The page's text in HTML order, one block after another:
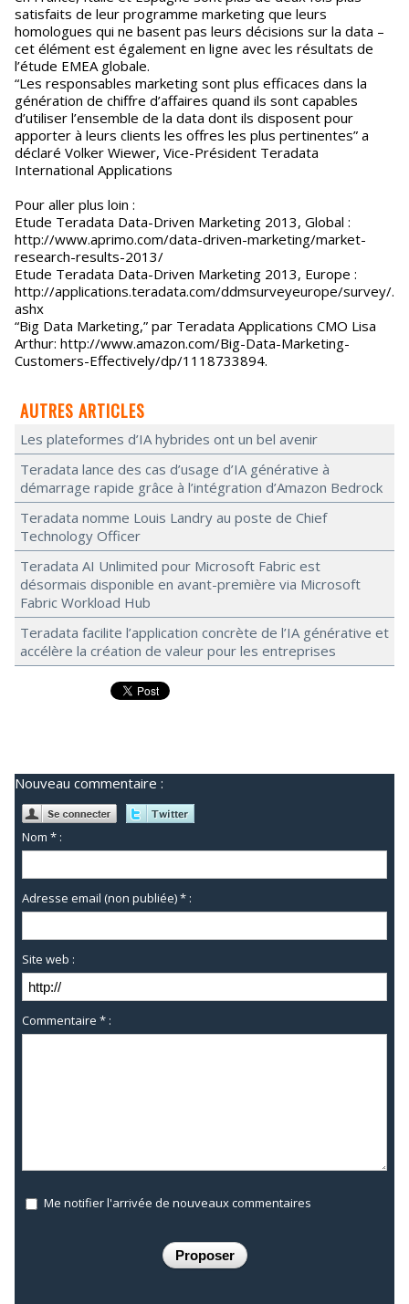
satisfaits de leur programme marketing que leurs
homologues qui ne basent pas leurs décisions sur la data –
cet élément est également en ligne avec les résultats de
l’étude EMEA globale.
“Les responsables marketing sont plus efficaces dans la
génération de chiffre d’affaires quand ils sont capables
d’utiliser l’ensemble de la data dont ils disposent pour
apporter à leurs clients les offres les plus pertinentes” a
déclaré Volker Wiewer, Vice-Président Teradata
International Applications
Pour aller plus loin :
Etude Teradata Data-Driven Marketing 2013, Global :
http://www.aprimo.com/data-driven-marketing/market-
research-results-2013/
Etude Teradata Data-Driven Marketing 2013, Europe :
http://applications.teradata.com/ddmsurveyeurope/survey/.
ashx
“Big Data Marketing,” par Teradata Applications CMO Lisa
Arthur: http://www.amazon.com/Big-Data-Marketing-
Customers-Effectively/dp/1118733894.
AUTRES ARTICLES
Les plateformes d’IA hybrides ont un bel avenir
Teradata lance des cas d’usage d’IA générative à
démarrage rapide grâce à l’intégration d’Amazon Bedrock
Teradata nomme Louis Landry au poste de Chief
Technology Officer
Teradata AI Unlimited pour Microsoft Fabric est
désormais disponible en avant-première via Microsoft
Fabric Workload Hub
Teradata facilite l’application concrète de l’IA générative et
accélère la création de valeur pour les entreprises
Nouveau commentaire :
Nom * :
Adresse email (non publiée) * :
Site web :
Commentaire * :
Me notifier l'arrivée de nouveaux commentaires